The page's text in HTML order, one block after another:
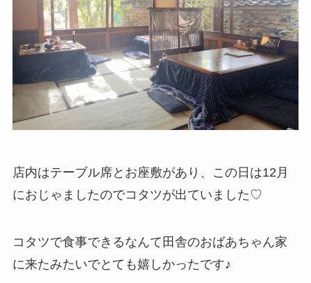
店内はテーブル席とお座敷があり、この日は12月
におじゃましたのでコタツが出ていました♡
コタツで食事できるなんて田舎のおばあちゃん家
に来たみたいでとても嬉しかったです♪